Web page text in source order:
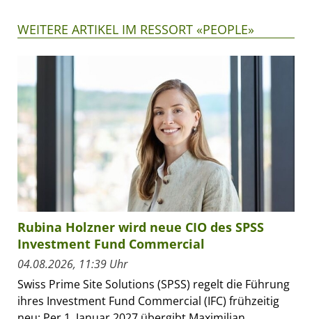
WEITERE ARTIKEL IM RESSORT «PEOPLE»
Rubina Holzner wird neue CIO des SPSS
Investment Fund Commercial
04.08.2026, 11:39 Uhr
Swiss Prime Site Solutions (SPSS) regelt die Führung
ihres Investment Fund Commercial (IFC) frühzeitig